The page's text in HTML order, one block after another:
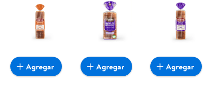
Agregar Agregar Agregar